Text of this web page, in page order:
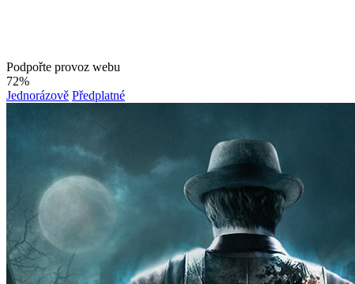
Podpořte provoz webu
72%
Jednorázově Předplatné